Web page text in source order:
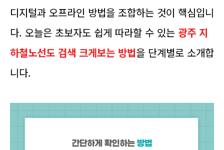
디지털과 오프라인 방법을 조합하는 것이 핵심입니
다. 오늘은 초보자도 쉽게 따라할 수 있는 광주 지
하철노선도 검색 크게보는 방법을 단계별로 소개합
니다.